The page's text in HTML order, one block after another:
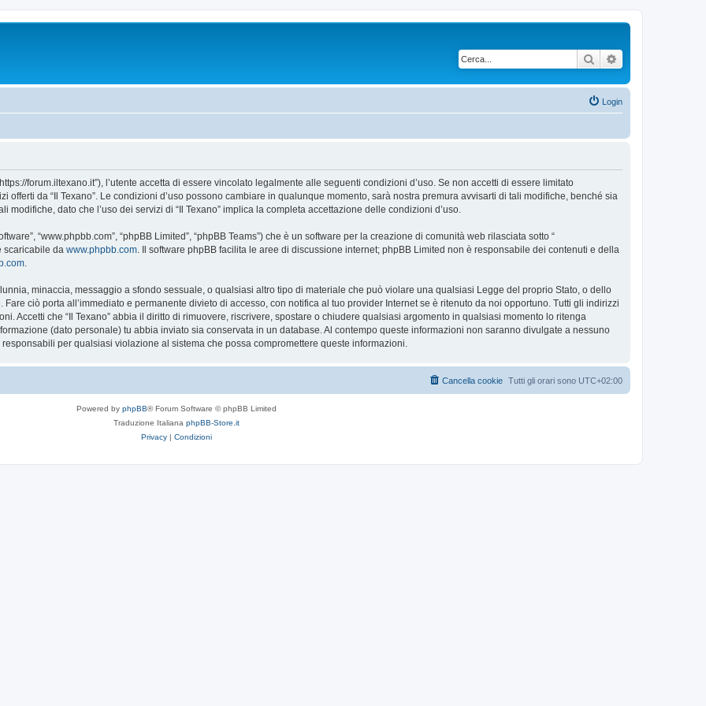
Cerca
Login
forum.iltexano.it”), l’utente accetta di essere vincolato legalmente alle seguenti condizioni d’uso. Se non accetti di essere limitato
offerti da “Il Texano”. Le condizioni d’uso possono cambiare in qualunque momento, sarà nostra premura avvisarti di tali modifiche, benché sia
dato che l’uso dei servizi di “Il Texano” implica la completa accettazione delle condizioni d’uso.
“www.phpbb.com”, “phpBB Limited”, “phpBB Teams”) che è un software per la creazione di comunità web rilasciata sotto “
scaricabile da www.phpbb.com . Il software phpBB facilita le aree di discussione internet; phpBB Limited non è responsabile dei contenuti e della
minaccia, messaggio a sfondo sessuale, o qualsiasi altro tipo di materiale che può violare una qualsiasi Legge del proprio Stato, o dello
ciò porta all’immediato e permanente divieto di accesso, con notifica al tuo provider Internet se è ritenuto da noi opportuno. Tutti gli indirizzi
Accetti che “Il Texano” abbia il diritto di rimuovere, riscrivere, spostare o chiudere qualsiasi argomento in qualsiasi momento lo ritenga
(dato personale) tu abbia inviato sia conservata in un database. Al contempo queste informazioni non saranno divulgate a nessuno
per qualsiasi violazione al sistema che possa compromettere queste informazioni.
Tutti gli orari sono UTC+02:00
Cancella cookie
Powered by phpBB® Forum Software © phpBB Limited
Traduzione Italiana phpBB-Store.it
Privacy | Condizioni